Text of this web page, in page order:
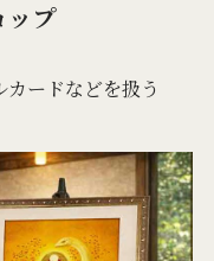
ップ
ードなどを扱う